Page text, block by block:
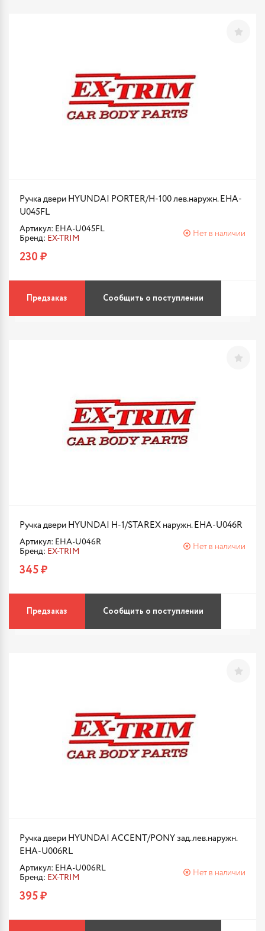
Ручка двери HYUNDAI PORTER/H-100 лев.наружн. EHA-
U045FL
Артикул: EHA-U045FL
Бренд: EX-TRIM
Нет в наличии
230 ₽
Предзаказ Сообщить о поступлении
Ручка двери HYUNDAI H-1/STAREX наружн. EHA-U046R
Артикул: EHA-U046R
Бренд: EX-TRIM
Нет в наличии
345 ₽
Предзаказ Сообщить о поступлении
Ручка двери HYUNDAI ACCENT/PONY зад.лев.наружн.
EHA-U006RL
Артикул: EHA-U006RL
Бренд: EX-TRIM
Нет в наличии
395 ₽